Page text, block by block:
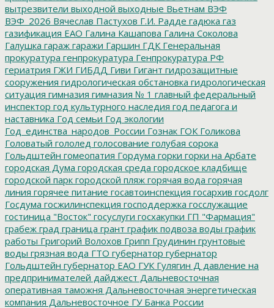
вытрезвители выходной выходные Вьетнам ВЭФ
ВЭФ_2026 Вячеслав Пастухов Г.И. Радде гадюка газ
газификация ЕАО Галина Кашапова Галина Соколова
Галушка гараж гаражи Гаршин ГДК Генеральная
прокуратура генпрокуратура Генпрокуратура РФ
гериатрия ГЖИ ГИБДД Гиви Гигант гидрозащитные
сооружения гидрологическая обстановка гидрологическая
ситуация гимназия гимназия № 1 главный федеральный
инспектор год культурного наследия год педагога и
наставника Год семьи Год экологии
Год_единства_народов_России Гознак ГОК Голикова
Головатый гололед голосование голубая сорока
Гольдштейн гомеопатия Гордума горки горки на Арбате
городская Дума городская среда городское кладбище
городской парк городской пляж горячая вода горячая
линия горячее питание госавтоинспекция госархив госдолг
Госдума госжилинспекция господдержка госслужащие
гостиница "Восток" госуслуги госхакупки ГП "Фармация"
грабеж град граница грант график подвоза воды график
работы Григорий Волохов Грипп Грудинин грунтовые
воды грязная вода ГТО губернатор губернатор
Гольдштейн губернатор ЕАО ГУК Гулягин Д давление на
предпринимателей дайджест Дальневосточная
оперативная таможня Дальневосточная энергетическая
компания Дальневосточное ГУ Банка России